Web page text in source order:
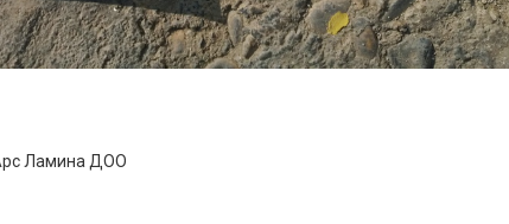
Ламина ДОО